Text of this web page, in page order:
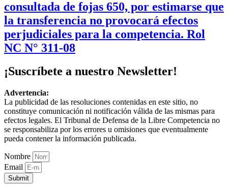
consultada de fojas 650, por estimarse que
la transferencia no provocará efectos
perjudiciales para la competencia. Rol
NC N° 311-08
¡Suscríbete a nuestro Newsletter!
Advertencia:
La publicidad de las resoluciones contenidas en este sitio, no
constituye comunicación ni notificación válida de las mismas para
efectos legales. El Tribunal de Defensa de la Libre Competencia no
se responsabiliza por los errores u omisiones que eventualmente
pueda contener la información publicada.
Nombre
Email
Submit